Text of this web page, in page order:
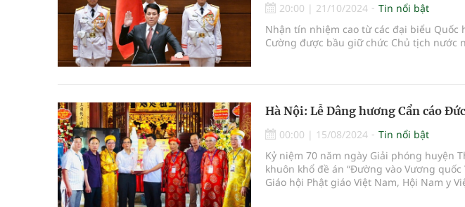
20:00 | 21/10/2024
Tin nổi bật
Nhận tín nhiệm cao từ các đại biểu
Cường được bầu giữ chức Chủ tịch nước
Hà Nội: Lễ Dâng hương Cẩn cáo
00:00 | 15/08/2024
Tin nổi bật
Kỷ niệm 70 năm ngày Giải phóng huyện
khuôn khổ đề án “Đường vào Vương
Giáo hội Phật giáo Việt Nam, Hội Nam y